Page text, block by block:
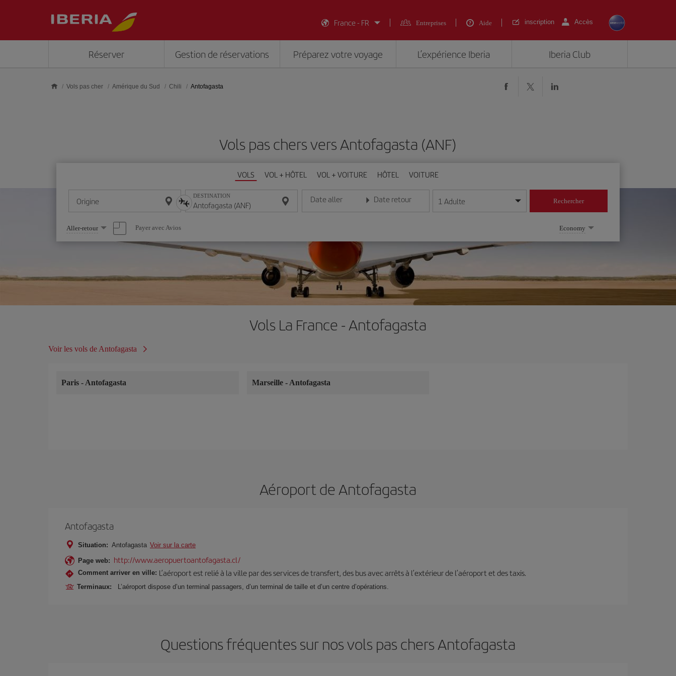
France - FR
Entreprises Aide inscription Accès
Réserver Gestion de réservations Préparez votre voyage L’expérience Iberia Iberia Club
Vols pas cher Amérique du Sud Chili Antofagasta
Vols pas chers vers Antofagasta (ANF)
VOLS VOL + HÔTEL VOL + VOITURE HÔTEL VOITURE
Origine DESTINATION Date aller
Entrez la date au format jour/mois/année
Date retour
Entrez la date au format jour/mois/année
1 Adulte Rechercher
Sélectionnez
une
option
Aller-retour Payer avec Avios Economy
Vols La France - Antofagasta
Voir les vols de Antofagasta
Paris - Antofagasta Marseille - Antofagasta
Aéroport de Antofagasta
Antofagasta
Situation: Antofagasta Voir sur la carte
Page web: http://www.aeropuertoantofagasta.cl/
Comment arriver en ville: L’aéroport est relié à la ville par des services de transfert, des bus avec arrêts à l’extérieur de l’aéroport et des taxis.
Terminaux: L’aéroport dispose d’un terminal passagers, d’un terminal de taille et d’un centre d’opérations.
Questions fréquentes sur nos vols pas chers Antofagasta